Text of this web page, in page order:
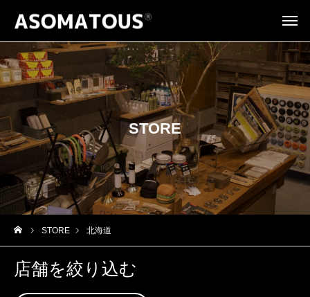
STORE
STORE 北海道
店舗を絞り込む